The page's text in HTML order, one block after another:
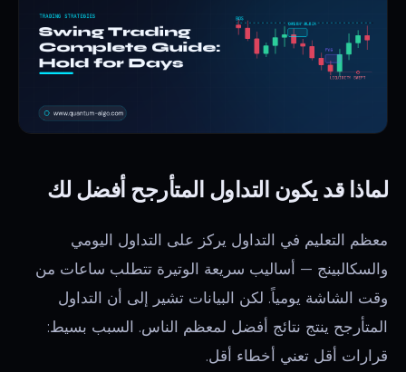
لماذا قد يكون التداول المتأرجح أفضل لك
معظم التعليم في التداول يركز على التداول اليومي
والسكالبينج — أساليب سريعة الوتيرة تتطلب ساعات من
وقت الشاشة يومياً. لكن البيانات تشير إلى أن التداول
المتأرجح ينتج نتائج أفضل لمعظم الناس. السبب بسيط:
قرارات أقل تعني أخطاء أقل.